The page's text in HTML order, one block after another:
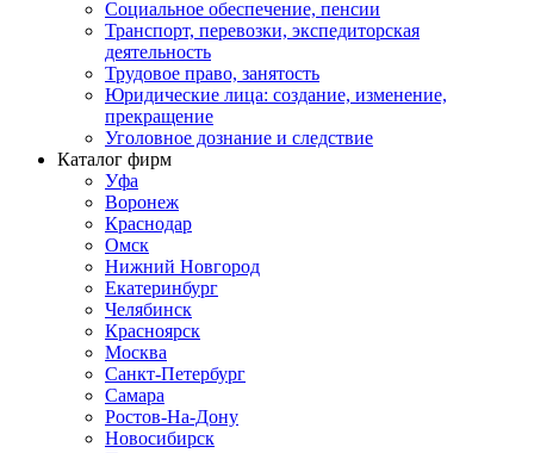
Социальное обеспечение, пенсии
Транспорт, перевозки, экспедиторская
деятельность
Трудовое право, занятость
Юридические лица: создание, изменение,
прекращение
Уголовное дознание и следствие
Каталог фирм
Уфа
Воронеж
Краснодар
Омск
Нижний Новгород
Екатеринбург
Челябинск
Красноярск
Москва
Санкт-Петербург
Самара
Ростов-На-Дону
Новосибирск